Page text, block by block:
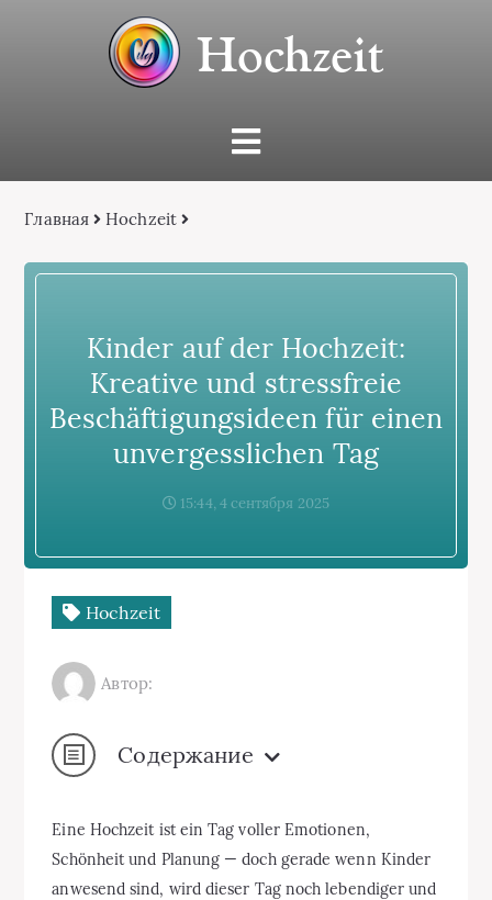
Hochzeit
Главная Hochzeit
Kinder auf der Hochzeit:
Kreative und stressfreie
Beschäftigungsideen für einen
unvergesslichen Tag
15:44, 4 сентября 2025
Hochzeit
Автор:
Содержание
Eine Hochzeit ist ein Tag voller Emotionen,
Schönheit und Planung — doch gerade wenn Kinder
anwesend sind, wird dieser Tag noch lebendiger und